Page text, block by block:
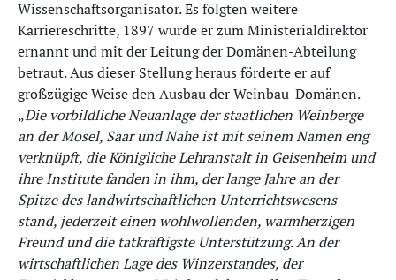
Wissenschaftsorganisator. Es folgten weitere
Karriereschritte, 1897 wurde er zum Ministerialdirektor
ernannt und mit der Leitung der Domänen-Abteilung
betraut. Aus dieser Stellung heraus förderte er auf
großzügige Weise den Ausbau der Weinbau-Domänen.
„Die vorbildliche Neuanlage der staatlichen Weinberge
an der Mosel, Saar und Nahe ist mit seinem Namen eng
verknüpft, die Königliche Lehranstalt in Geisenheim und
ihre Institute fanden in ihm, der lange Jahre an der
Spitze des landwirtschaftlichen Unterrichtswesens
stand, jederzeit einen wohlwollenden, warmherzigen
Freund und die tatkräftigste Unterstützung. An der
wirtschaftlichen Lage des Winzerstandes, der